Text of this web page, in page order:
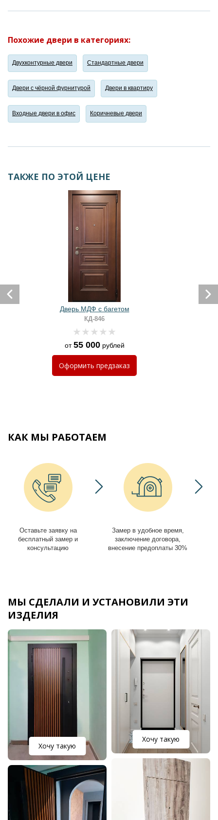
Похожие двери в категориях:
Двухконтурные двери Стандартные двери
Двери с чёрной фурнитурой Двери в квартиру
Входные двери в офис Коричневые двери
ТАКЖЕ ПО ЭТОЙ ЦЕНЕ
Дверь МДФ с багетом
КД-846
от55 000рублей
Оформить предзаказ
КАК МЫ РАБОТАЕМ
Оставьте заявку на
бесплатный замер и
консультацию
Замер в удобное время,
заключение договора,
внесение предоплаты 30%
МЫ СДЕЛАЛИ И УСТАНОВИЛИ ЭТИ
ИЗДЕЛИЯ
Хочу такую
Хочу такую